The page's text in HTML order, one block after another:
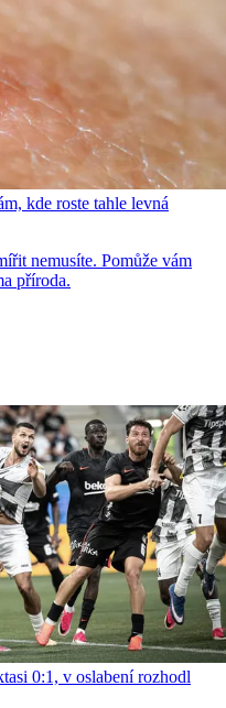
kde roste tahle levná
nemusíte. Pomůže vám
příroda.
0:1, v oslabení rozhodl